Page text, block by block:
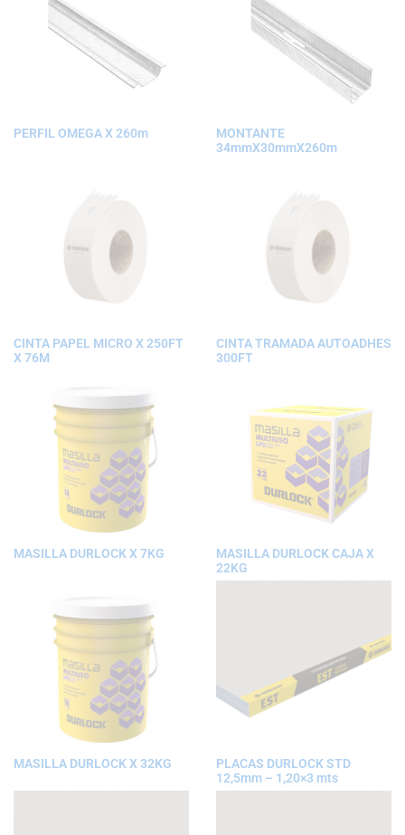
PERFIL OMEGA X 260m
MONTANTE
34mmX30mmX260m
CINTA PAPEL MICRO X 250FT
X 76M
CINTA TRAMADA AUTOADHES
300FT
MASILLA DURLOCK X 7KG
MASILLA DURLOCK CAJA X
22KG
MASILLA DURLOCK X 32KG
PLACAS DURLOCK STD
12,5mm – 1,20×3 mts